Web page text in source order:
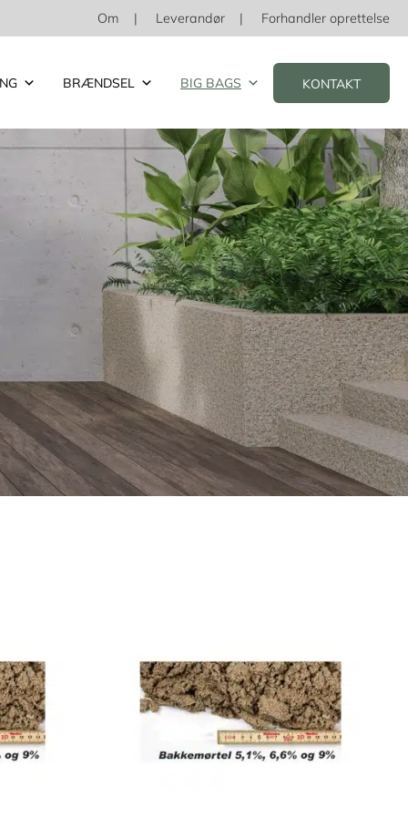
Om Leverandør Forhandler oprettelse
BRÆNDSEL BIG BAGS KONTAKT